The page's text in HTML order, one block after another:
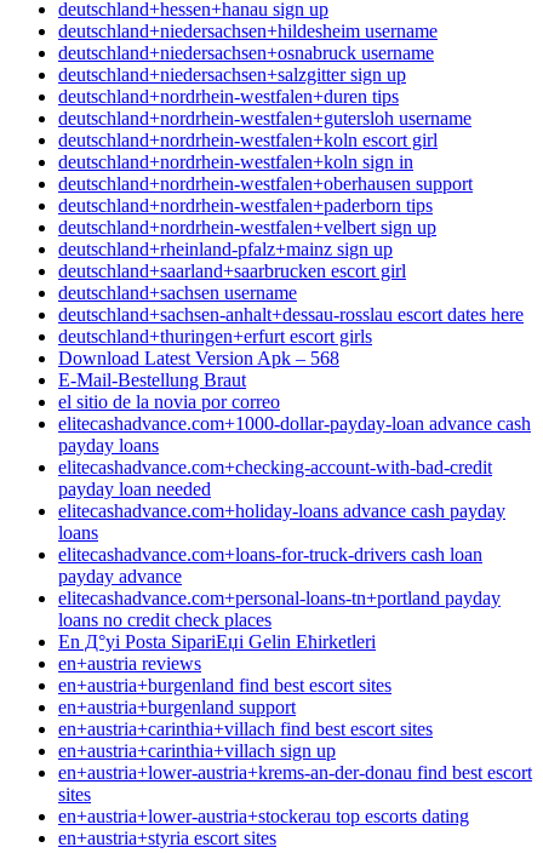
deutschland+hessen+hanau sign up
deutschland+niedersachsen+hildesheim username
deutschland+niedersachsen+osnabruck username
deutschland+niedersachsen+salzgitter sign up
deutschland+nordrhein-westfalen+duren tips
deutschland+nordrhein-westfalen+gutersloh username
deutschland+nordrhein-westfalen+koln escort girl
deutschland+nordrhein-westfalen+koln sign in
deutschland+nordrhein-westfalen+oberhausen support
deutschland+nordrhein-westfalen+paderborn tips
deutschland+nordrhein-westfalen+velbert sign up
deutschland+rheinland-pfalz+mainz sign up
deutschland+saarland+saarbrucken escort girl
deutschland+sachsen username
deutschland+sachsen-anhalt+dessau-rosslau escort dates here
deutschland+thuringen+erfurt escort girls
Download Latest Version Apk – 568
E-Mail-Bestellung Braut
el sitio de la novia por correo
elitecashadvance.com+1000-dollar-payday-loan advance cash
payday loans
elitecashadvance.com+checking-account-with-bad-credit
payday loan needed
elitecashadvance.com+holiday-loans advance cash payday
loans
elitecashadvance.com+loans-for-truck-drivers cash loan
payday advance
elitecashadvance.com+personal-loans-tn+portland payday
loans no credit check places
En Д°yi Posta SipariЕџi Gelin Ећirketleri
en+austria reviews
en+austria+burgenland find best escort sites
en+austria+burgenland support
en+austria+carinthia+villach find best escort sites
en+austria+carinthia+villach sign up
en+austria+lower-austria+krems-an-der-donau find best escort
sites
en+austria+lower-austria+stockerau top escorts dating
en+austria+styria escort sites